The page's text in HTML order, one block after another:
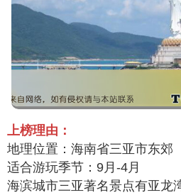
上榜理由：
地理位置：海南省三亚市东郊
适合游玩季节：9月-4月
海滨城市三亚著名景点有亚龙